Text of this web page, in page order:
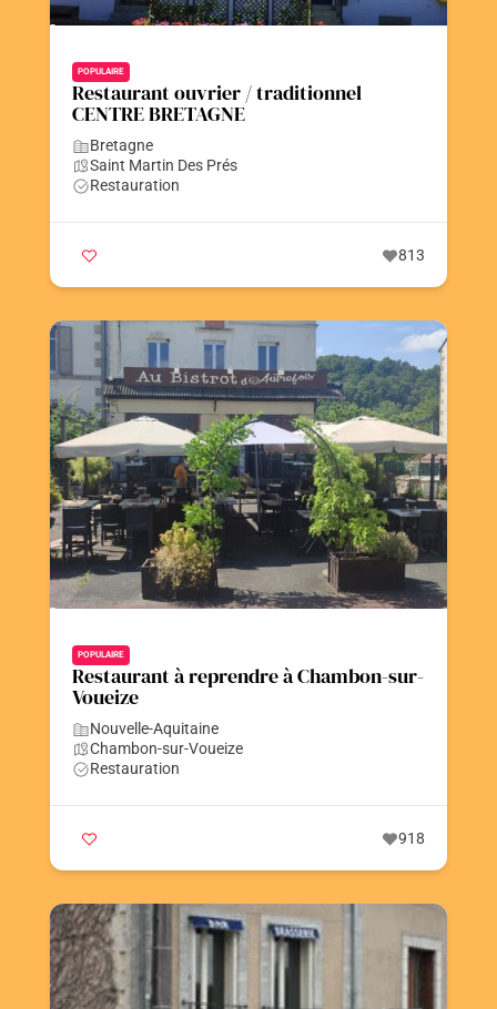
POPULAIRE
Restaurant ouvrier / traditionnel
CENTRE BRETAGNE
Bretagne
Saint Martin Des Prés
Restauration
813
POPULAIRE
Restaurant à reprendre à Chambon-sur-
Voueize
Nouvelle-Aquitaine
Chambon-sur-Voueize
Restauration
918